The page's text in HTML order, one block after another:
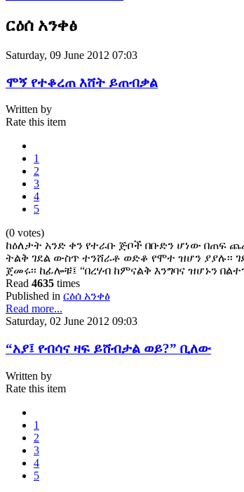
ርዕሰ አንቀፅ
Saturday, 09 June 2012 07:03
ሞኝ የተቆረጠ እሸት ይጠብቃል
Written by
Rate this item
1
2
3
4
5
(0 votes)
ከዕለታት አንድ ቀን የተራቡ ጅቦች በቡድን ሆነው በጠፍ
ትልቅ ገደል ውስጥ ተንሸራቶ ወድቆ የሞተ ዝሆን ያያሉ፡፡
ጀመሩ፡፡ ከፊሎቹ፤ “በረሃብ ከምናልቅ እንግባና ዝሆኑን
Read 4635 times
Published in ርዕሰ አንቀፅ
Read more...
Saturday, 02 June 2012 09:03
“አያ፤ የብሳና ዛፍ ይሸብታል ወይ?” ቢለው
Written by
Rate this item
1
2
3
4
5